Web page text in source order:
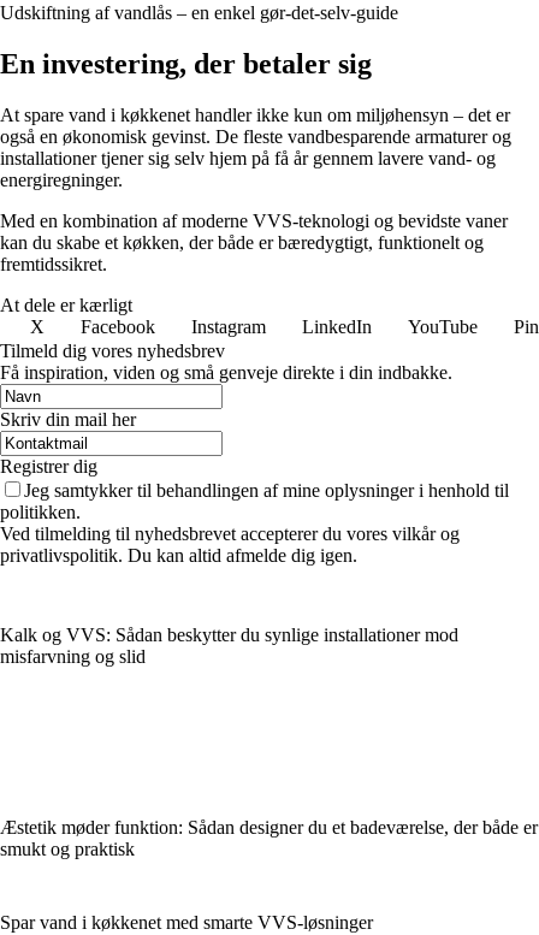
Udskiftning af vandlås – en enkel gør-det-selv-guide
En investering, der betaler sig
At spare vand i køkkenet handler ikke kun om miljøhensyn – det er
også en økonomisk gevinst. De fleste vandbesparende armaturer og
installationer tjener sig selv hjem på få år gennem lavere vand- og
energiregninger.
Med en kombination af moderne VVS-teknologi og bevidste vaner
kan du skabe et køkken, der både er bæredygtigt, funktionelt og
fremtidssikret.
At dele er kærligt
X
Facebook Instagram LinkedIn YouTube
Tilmeld dig vores nyhedsbrev
Få inspiration, viden og små genveje direkte i din indbakke.
Skriv din mail her
Registrer dig
Jeg samtykker til behandlingen af mine oplysninger i henhold til
politikken.
Ved tilmelding til nyhedsbrevet accepterer du vores vilkår og
privatlivspolitik. Du kan altid afmelde dig igen.
Kalk og VVS: Sådan beskytter du synlige installationer mod
misfarvning og slid
Æstetik møder funktion: Sådan designer du et badeværelse, der både er
smukt og praktisk
Spar vand i køkkenet med smarte VVS-løsninger